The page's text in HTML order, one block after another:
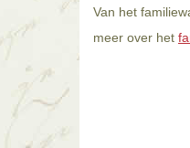
Van het
meer over het